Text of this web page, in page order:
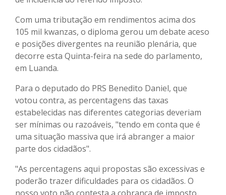
Com uma tributação em rendimentos acima dos
105 mil kwanzas, o diploma gerou um debate aceso
e posições divergentes na reunião plenária, que
decorre esta Quinta-feira na sede do parlamento,
em Luanda.
Para o deputado do PRS Benedito Daniel, que
votou contra, as percentagens das taxas
estabelecidas nas diferentes categorias deveriam
ser mínimas ou razoáveis, "tendo em conta que é
uma situação massiva que irá abranger a maior
parte dos cidadãos".
"As percentagens aqui propostas são excessivas e
poderão trazer dificuldades para os cidadãos. O